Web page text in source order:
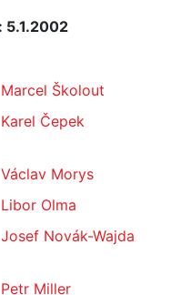
5.1.2002
Marcel Školout
Karel Čepek
Václav Morys
Libor Olma
Josef Novák-Wajda
Petr Miller